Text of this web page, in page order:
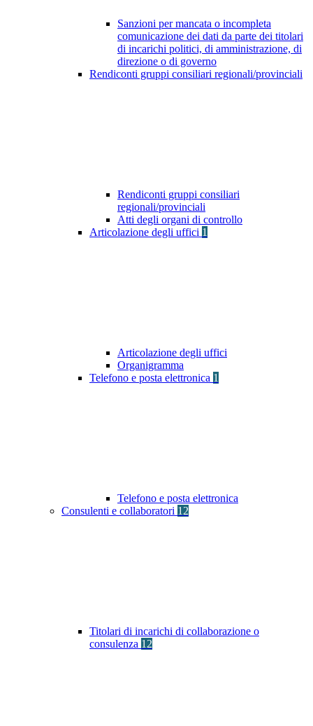
Sanzioni per mancata o incompleta
comunicazione dei dati da parte dei titolari
di incarichi politici, di amministrazione, di
direzione o di governo
Rendiconti gruppi consiliari regionali/provinciali
Rendiconti gruppi consiliari
regionali/provinciali
Atti degli organi di controllo
Articolazione degli uffici 1
Articolazione degli uffici
Organigramma
Telefono e posta elettronica 1
Telefono e posta elettronica
Consulenti e collaboratori 12
Titolari di incarichi di collaborazione o
consulenza 12